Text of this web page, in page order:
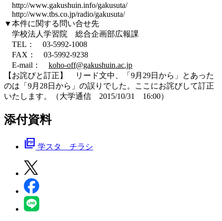
http://www.gakushuin.info/gakusuta/
http://www.tbs.co.jp/radio/gakusuta/
▼本件に関する問い合せ先
学校法人学習院 総合企画部広報課
TEL： 03-5992-1008
FAX： 03-5992-9238
E-mail： koho-off@gakushuin.ac.jp
【お詫びと訂正】 リード文中、「9月29日から」とあった
のは「9月28日から」の誤りでした。ここにお詫びして訂正
いたします。（大学通信 2015/10/31 16:00）
添付資料
picture_as_pdf 学スタ チラシ